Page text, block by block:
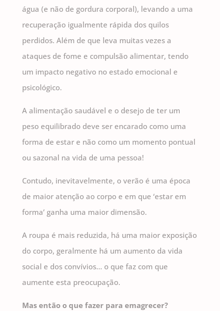
água (e não de gordura corporal), levando a uma
recuperação igualmente rápida dos quilos
perdidos. Além de que leva muitas vezes a
ataques de fome e compulsão alimentar, tendo
um impacto negativo no estado emocional e
psicológico.
A alimentação saudável e o desejo de ter um
peso equilibrado deve ser encarado como uma
forma de estar e não como um momento pontual
ou sazonal na vida de uma pessoa!
Contudo, inevitavelmente, o verão é uma época
de maior atenção ao corpo e em que ‘estar em
forma’ ganha uma maior dimensão.
A roupa é mais reduzida, há uma maior exposição
do corpo, geralmente há um aumento da vida
social e dos convívios… o que faz com que
aumente esta preocupação.
Mas então o que fazer para emagrecer?